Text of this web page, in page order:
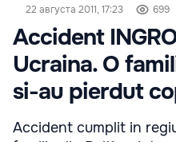
22 августа 2011, 17:23 699
Accident
Ucraina. O
si-au pierdut
Accident cumplit in